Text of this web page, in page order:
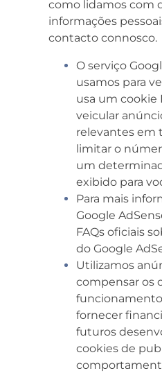
como lidamos com
informações
contacto connosco.
O serviço
usamos para
usa um cookie
veicular
relevantes em
limitar o
um
exibido para
Para mais
Google
FAQs oficiais
do Google
Utilizamos
compensar os
fornecer
futuros
cookies de